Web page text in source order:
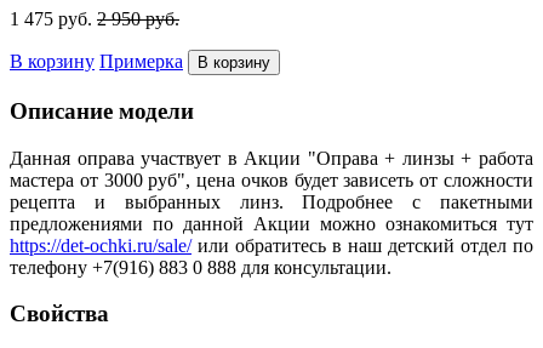
1 475 руб. 2 950руб.
В корзину Примерка
Описание модели
Данная оправа участвует в Акции "Оправа + линзы + работа
мастера от 3000 руб", цена очков будет зависеть от сложности
рецепта и выбранных линз. Подробнее с пакетными
предложениями по данной Акции можно ознакомиться тут
https://det-ochki.ru/sale/или обратитесь в наш детский отдел по
телефону +7(916) 883 0 888 для консультации.
Свойства